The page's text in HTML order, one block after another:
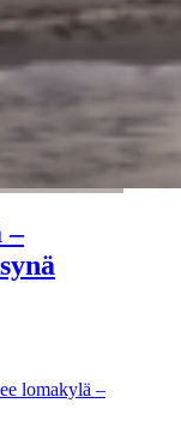
–
lomakylä –